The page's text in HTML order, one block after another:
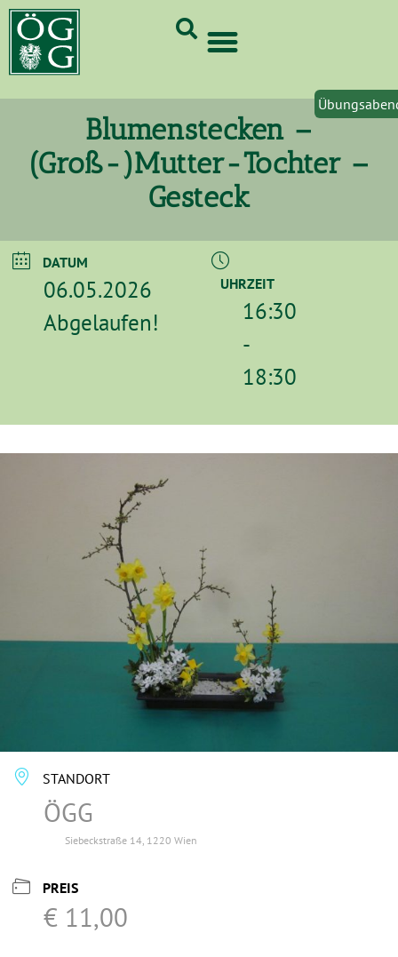
Blumenstecken –
(Groß-)Mutter-Tochter –
Gesteck
DATUM
06.05.2026
Abgelaufen!
UHRZEIT
16:30
-
18:30
STANDORT
ÖGG
Siebeckstraße 14, 1220 Wien
PREIS
€ 11,00